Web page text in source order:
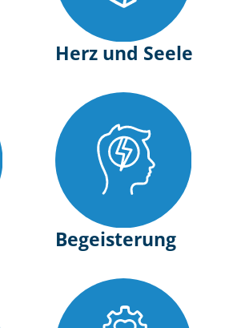
Herz und Seele
Begeisterung